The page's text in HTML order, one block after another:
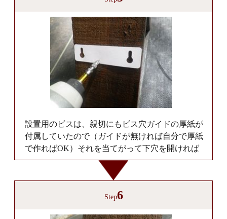
設置用のビスは、親切にもビス穴ガイドの厚紙が
付属していたので（ガイドが無ければ自分で厚紙
で作ればOK）それを当てがって下穴を開ければ
Step6